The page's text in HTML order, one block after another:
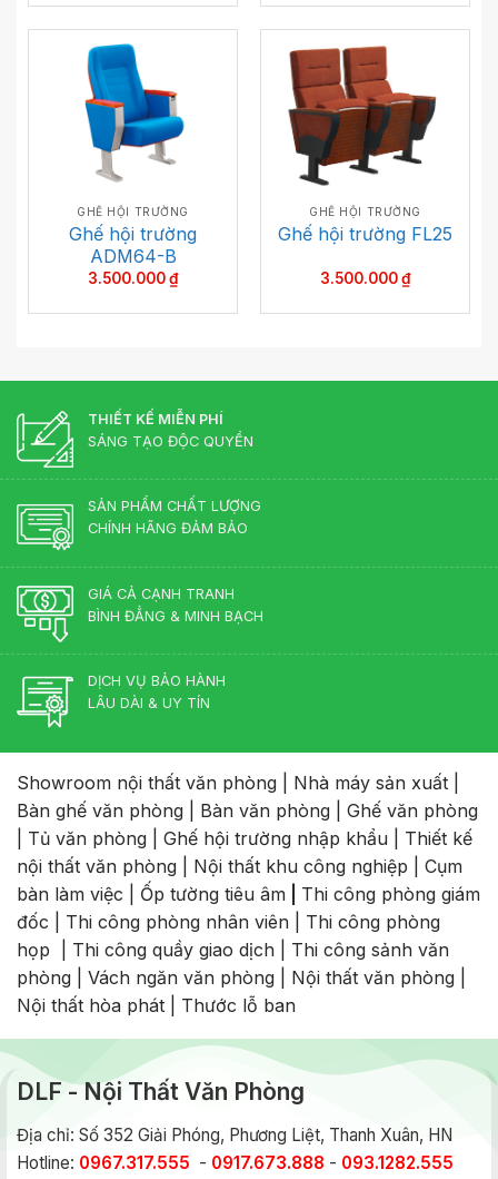
GHẾ HỘI TRƯỜNG
Ghế hội trường
ADM64-B
3.500.000₫
GHẾ HỘI TRƯỜNG
Ghế hội trường FL25
3.500.000₫
THIẾT KẾ MIỄN PHÍ
SÁNG TẠO ĐỘC QUYỀN
SẢN PHẨM CHẤT LƯỢNG
CHÍNH HÃNG ĐẢM BẢO
GIÁ CẢ CẠNH TRANH
BÌNH ĐẲNG & MINH BẠCH
DỊCH VỤ BẢO HÀNH
LÂU DÀI & UY TÍN
Showroom nội thất văn phòng Nhà máy sản xuất
Bàn ghế văn phòng
Bàn văn phòng
Ghế văn phòng
Tủ văn phòng Ghế hội trường nhập khẩu
Thiết kế
nội thất văn phòng
Nội thất khu công nghiệp
Cụm
bàn làm việc
Ốp tường tiêu âm
Thi công phòng giám
đốc
Thi công phòng nhân viên
Thi công phòng
họp
Thi công quầy giao dịch
Thi công sảnh văn
phòng
Vách ngăn văn phòng Nội thất văn phòng
Nội thất hòa phát
Thước lỗ ban
DLF - Nội Thất Văn Phòng
Địa chỉ: Số 352 Giải Phóng, Phương Liệt, Thanh Xuân, HN
Hotline: 0967.317.555 - 0917.673.888 - 093.1282.555